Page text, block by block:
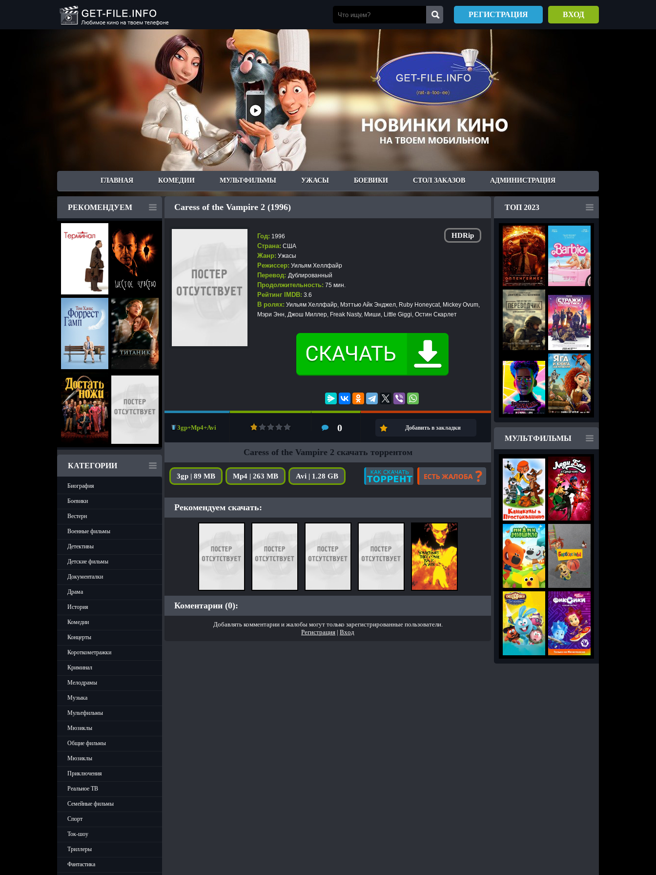
РЕГИСТРАЦИЯ ВХОД
ГЛАВНАЯ КОМЕДИИ МУЛЬТФИЛЬМЫ УЖАСЫ БОЕВИКИ СТОЛ ЗАКАЗОВ АДМИНИСТРАЦИЯ
РЕКОМЕНДУЕМ
КАТЕГОРИИ
Биография
Боевики
Вестерн
Военные фильмы
Детективы
Детские фильмы
Документалки
Драма
История
Комедии
Концерты
Короткометражки
Криминал
Мелодрамы
Музыка
Мультфильмы
Мюзиклы
Общие фильмы
Мюзиклы
Приключения
Реальное ТВ
Семейные фильмы
Спорт
Ток-шоу
Триллеры
Фантастика
HDRip
Caress of the Vampire 2 (1996)
Год: 1996
Страна: США
Жанр: Ужасы
Режиссер: Уильям Хеллфайр
Перевод: Дублированный
Продолжительность: 75 мин.
Рейтинг IMDB: 3.6
В ролях: Уильям Хеллфайр, Мэттью Айк Энджел, Ruby Honeycat, Mickey Ovum,
Мэри Энн, Джош Миллер, Freak Nasty, Миши, Little Giggi, Остин Скарлет
3gp+Mp4+Avi 0 Добавить в закладки
Caress of the Vampire 2 скачать торрентом
3gp | 89 MB Mp4 | 263 MB Avi | 1.28 GB
Рекомендуем скачать:
Коментарии (0):
Добавлять комментарии и жалобы могут только зарегистрированные пользователи.
Регистрация |Вход
ТОП 2023
МУЛЬТФИЛЬМЫ